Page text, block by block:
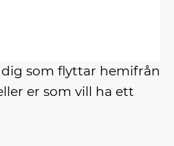
som flyttar hemifrån
er som vill ha ett